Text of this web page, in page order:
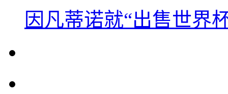
因凡蒂诺就“出售世界